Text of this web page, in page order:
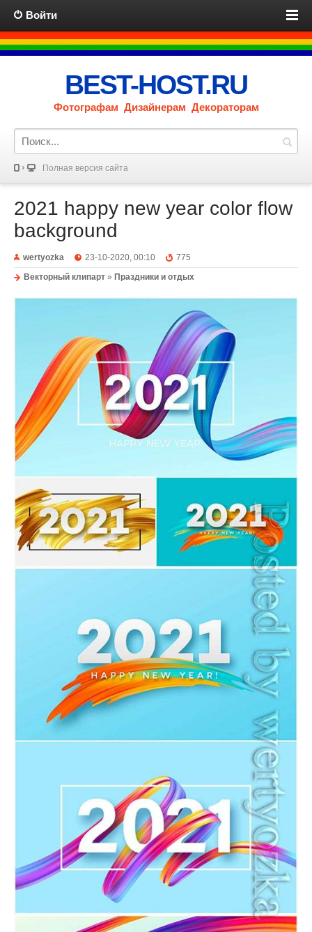
Войти
BEST-HOST.RU
Фотографам Дизайнерам Декораторам
Полная версия сайта
2021 happy new year color flow
background
wertyozka 23-10-2020, 00:10
775
Векторный клипарт » Праздники и отдых